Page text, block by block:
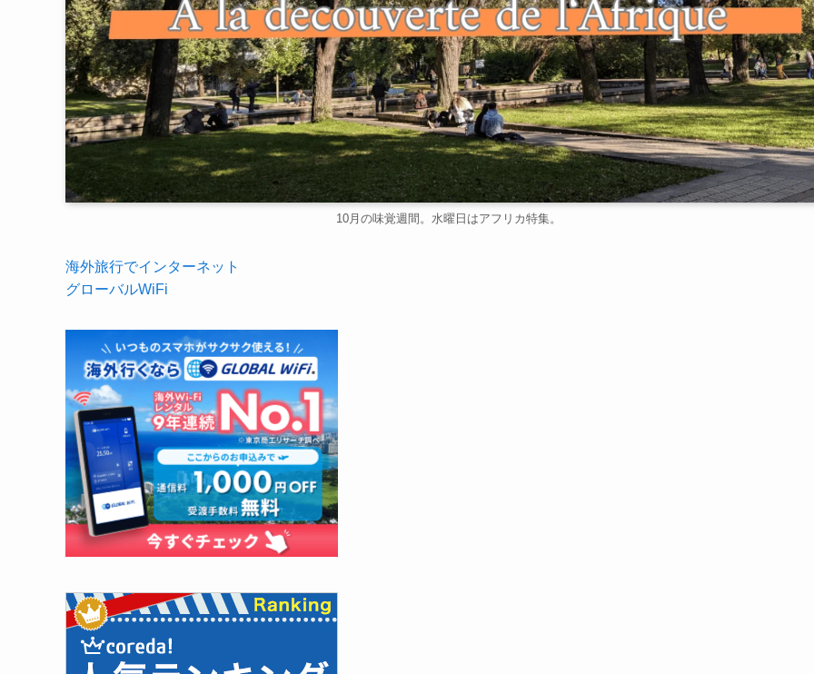
10月の味覚週間。水曜日はアフリカ特集。
海外旅行でインターネット
グローバルWiFi